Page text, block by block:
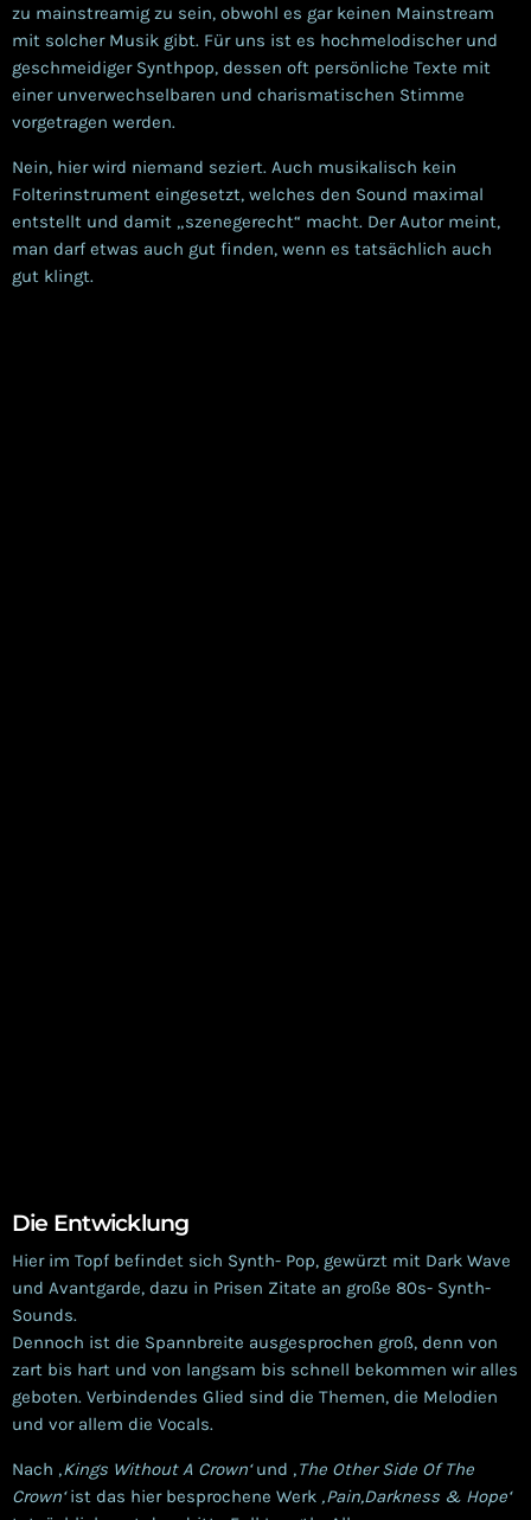
zu mainstreamig zu sein, obwohl es gar keinen Mainstream
mit solcher Musik gibt. Für uns ist es hochmelodischer und
geschmeidiger Synthpop, dessen oft persönliche Texte mit
einer unverwechselbaren und charismatischen Stimme
vorgetragen werden.
Nein, hier wird niemand seziert. Auch musikalisch kein
Folterinstrument eingesetzt, welches den Sound maximal
entstellt und damit „szenegerecht“ macht. Der Autor meint,
man darf etwas auch gut finden, wenn es tatsächlich auch
gut klingt.
Die Entwicklung
Hier im Topf befindet sich Synth- Pop, gewürzt mit Dark Wave
und Avantgarde, dazu in Prisen Zitate an große 80s- Synth-
Sounds.
Dennoch ist die Spannbreite ausgesprochen groß, denn von
zart bis hart und von langsam bis schnell bekommen wir alles
geboten. Verbindendes Glied sind die Themen, die Melodien
und vor allem die Vocals.
Nach ‚Kings Without A Crown‘und ‚The Other Side Of The
Crown‘ist das hier besprochene Werk ‚Pain,Darkness & Hope‘